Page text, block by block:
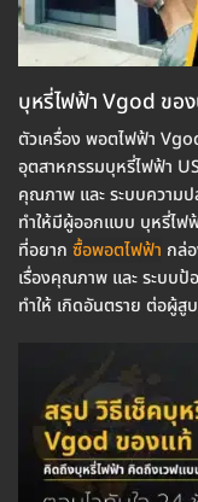
บุหรี่ไฟฟ้า Vgod ขอ
ตัวเครื่อง พอตไฟฟ้า
อุตสาหกรรมบุหรี่ไฟฟ้า
คุณภาพ และ ระบบความ
ทำให้มีผู้ออกแบบ บุหรี่ไฟ
ที่อยาก ซื้อพอตไฟฟ้า กล่
เรื่องคุณภาพ และ ระบบป้
ทำให้ เกิดอันตราย ต่อผู้สู